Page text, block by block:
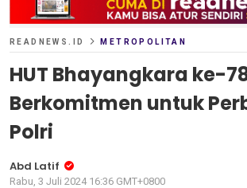
READNEWS.ID METROPOLITAN
HUT Bhayangkara ke-
Berkomitmen untuk
Polri
Abd Latif
Rabu, 3 Juli 2024 16:36 GMT+0800